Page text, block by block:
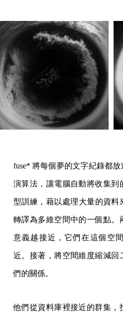
fuse* 將每個夢的文字紀錄都
演算法，讓電腦自動將收集到
型訓練，藉以處理大量的資
轉譯為多維空間中的一個點。
意義越接近，它們在這個空
近。接著，將空間維度縮減回
們的關係。
他們從資料庫裡接近的群集，